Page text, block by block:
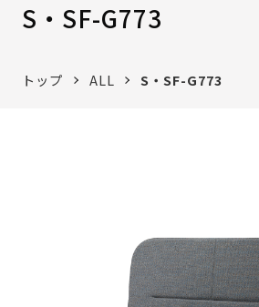
S・SF-G773
トップ ALL S・SF-G773